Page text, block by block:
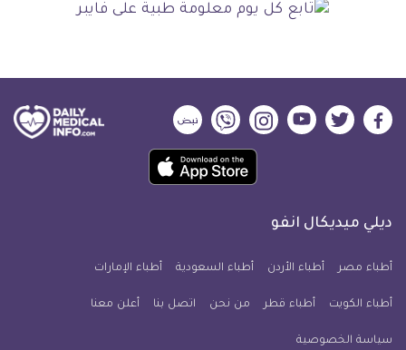
ديلي
فيسبوك
ديلي
تويتر
ديلي
ميديكال
يوتيوب
ديلي
ميديكال
انفو
ديلي
ميديكال
انفو
ديلي
ميديكال
انفو
حمل
تطبيق
معلومة
للآيفون
ديلي ميديكال انفو
أطباء مصر أطباء الأردن أطباء السعودية أطباء الإمارات
أطباء الكويت أطباء قطر من نحن اتصل بنا أعلن معنا
سياسة الخصوصية